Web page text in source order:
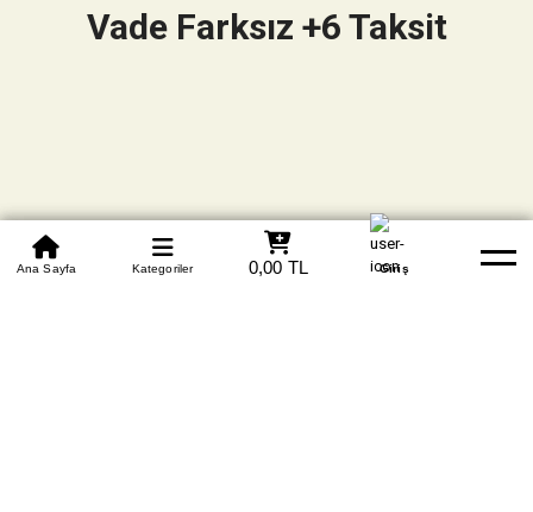
0850 305 09 70
Beden Tablosu Banka Hesapları Whatsapp Yardım
Ana Sayfa Kategoriler 0,00 TL Giriş
Vade Farksız +6 Taksit